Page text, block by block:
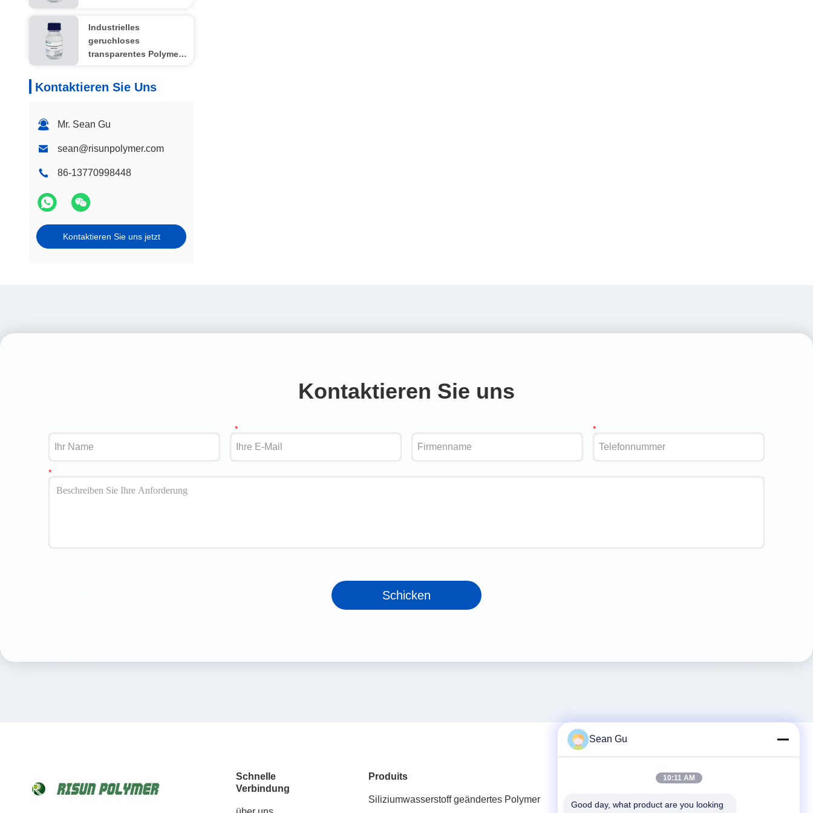
Industrielles
geruchloses
transparentes Polymer
Kontaktieren Sie Uns
Mr. Sean Gu
sean@risunpolymer.com
86-13770998448
Kontaktieren Sie uns jetzt
Kontaktieren Sie uns
Schicken
Schnelle
Verbindung
Produits
Siliziumwasserstoff geändertes Polymer
Schneller Kontakt
Telefone
Sean Gu
10:11 AM
Good day, what product are you looking